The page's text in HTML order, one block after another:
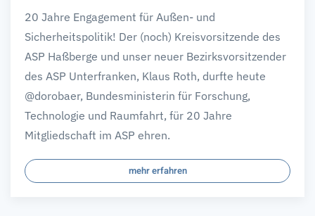
20 Jahre Engagement für Außen- und
Sicherheitspolitik! Der (noch) Kreisvorsitzende des
ASP Haßberge und unser neuer Bezirksvorsitzender
des ASP Unterfranken, Klaus Roth, durfte heute
@dorobaer, Bundesministerin für Forschung,
Technologie und Raumfahrt, für 20 Jahre
Mitgliedschaft im ASP ehren.
mehr erfahren